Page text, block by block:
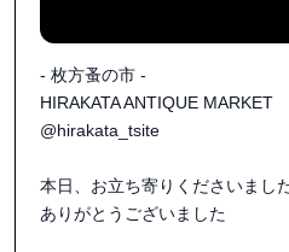
.
10月は毎週末イベントに出店予
名古屋、広島、大阪北浜、台北
どう見積もっても、てんやわん
だけど、ひとつひとつのイベン
すごく大事に思っていて
- 枚方蚤の市 -
HIRAKATA ANTIQUE MARKET
@hirakata_tsite
本日、お立ち寄りくださいまし
ありがとうございました